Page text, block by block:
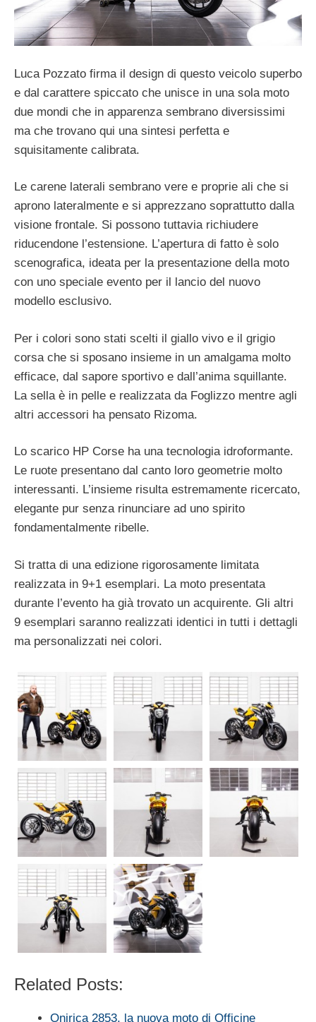
Luca Pozzato firma il design di questo veicolo superbo
e dal carattere spiccato che unisce in una sola moto
due mondi che in apparenza sembrano diversissimi
ma che trovano qui una sintesi perfetta e
squisitamente calibrata.
Le carene laterali sembrano vere e proprie ali che si
aprono lateralmente e si apprezzano soprattutto dalla
visione frontale. Si possono tuttavia richiudere
riducendone l’estensione. L’apertura di fatto è solo
scenografica, ideata per la presentazione della moto
con uno speciale evento per il lancio del nuovo
modello esclusivo.
Per i colori sono stati scelti il giallo vivo e il grigio
corsa che si sposano insieme in un amalgama molto
efficace, dal sapore sportivo e dall’anima squillante.
La sella è in pelle e realizzata da Foglizzo mentre agli
altri accessori ha pensato Rizoma.
Lo scarico HP Corse ha una tecnologia idroformante.
Le ruote presentano dal canto loro geometrie molto
interessanti. L’insieme risulta estremamente ricercato,
elegante pur senza rinunciare ad uno spirito
fondamentalmente ribelle.
Si tratta di una edizione rigorosamente limitata
realizzata in 9+1 esemplari. La moto presentata
durante l’evento ha già trovato un acquirente. Gli altri
9 esemplari saranno realizzati identici in tutti i dettagli
ma personalizzati nei colori.
Related Posts:
Onirica 2853, la nuova moto di Officine